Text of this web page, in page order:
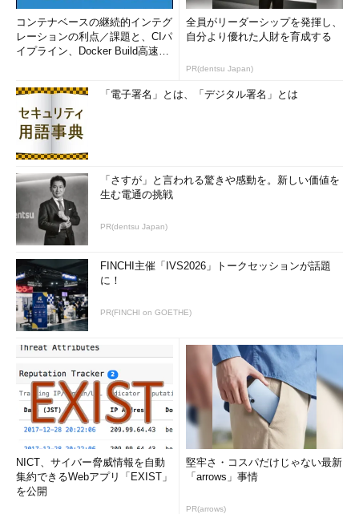
コンテナベースの継続的インテグ
レーションの利点／課題と、CIパ
イプライン、Docker Build高速化
全員がリーダーシップを発揮し、
自分より優れた人財を育成する
PR(dentsu Japan)
「電子署名」とは、「デジタル署名」とは
「さすが」と言われる驚きや感動を。新しい価値を
生む電通の挑戦
PR(dentsu Japan)
FINCHI主催「IVS2026」トークセッションが話題
に！
PR(FINCHI on GOETHE)
NICT、サイバー脅威情報を自動
集約できるWebアプリ「EXIST」
を公開
堅牢さ・コスパだけじゃない最新
「arrows」事情
PR(arrows)